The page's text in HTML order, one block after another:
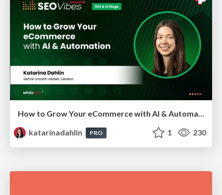
How to Grow Your eCommerce with AI & Automation
katarinadahlin
PRO 1 230